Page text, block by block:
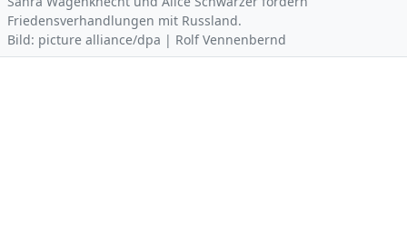
Friedensverhandlungen mit Russland.
Bild: picture alliance/dpa | Rolf Vennenbernd